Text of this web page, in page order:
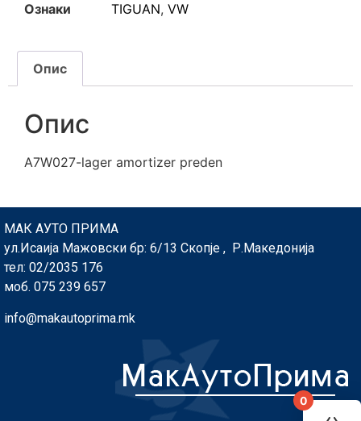
Ознаки
TIGUAN, VW
Опис
Опис
A7W027-lager amortizer preden
МАК АУТО ПРИМА
ул.Исаија Мажовски бр: 6/13 Скопје , Р.Македонија
тел: 02/2035 176
моб. 075 239 657
info@makautoprima.mk
0